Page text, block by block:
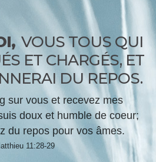
VOUS TOUS QUI
ET CHARGÉS, ET
DU REPOS.
sur vous et recevez mes
doux et humble de coeur;
du repos pour vos âmes.
11:28-29